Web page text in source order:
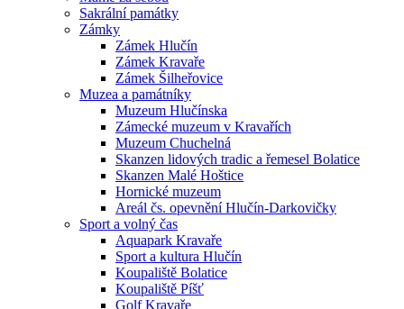
Sakrální památky
Zámky
Zámek Hlučín
Zámek Kravaře
Zámek Šilheřovice
Muzea a památníky
Muzeum Hlučínska
Zámecké muzeum v Kravařích
Muzeum Chuchelná
Skanzen lidových tradic a řemesel Bolatice
Skanzen Malé Hoštice
Hornické muzeum
Areál čs. opevnění Hlučín-Darkovičky
Sport a volný čas
Aquapark Kravaře
Sport a kultura Hlučín
Koupaliště Bolatice
Koupaliště Píšť
Golf Kravaře